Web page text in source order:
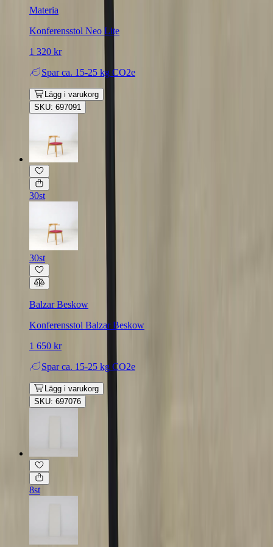
Materia
Konferensstol Neo Lite
1 320 kr
Spar ca. 15-25 kg CO2e
Lägg i varukorg
SKU: 697091
30st
30st
Balzar Beskow
Konferensstol Balzar Beskow
1 650 kr
Spar ca. 15-25 kg CO2e
Lägg i varukorg
SKU: 697076
8st